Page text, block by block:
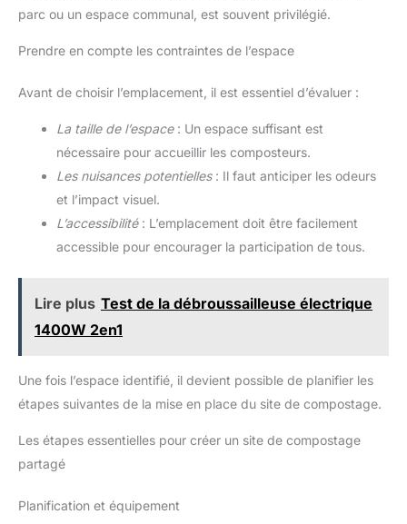
parc ou un espace communal, est souvent privilégié.
Prendre en compte les contraintes de l’espace
Avant de choisir l’emplacement, il est essentiel d’évaluer :
La taille de l’espace: Un espace suffisant est
nécessaire pour accueillir les composteurs.
Les nuisances potentielles: Il faut anticiper les odeurs
et l’impact visuel.
L’accessibilité: L’emplacement doit être facilement
accessible pour encourager la participation de tous.
Lire plus Test de la débroussailleuse électrique
1400W 2en1
Une fois l’espace identifié, il devient possible de planifier les
étapes suivantes de la mise en place du site de compostage.
Les étapes essentielles pour créer un site de compostage
partagé
Planification et équipement